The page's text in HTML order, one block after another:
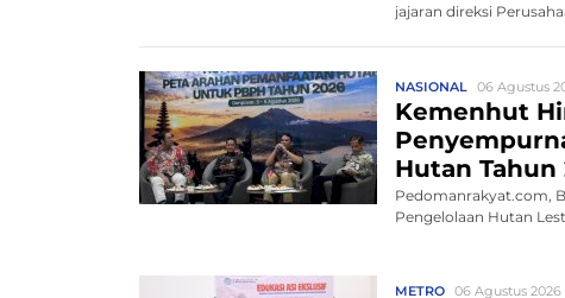
jajaran direksi
NASIONAL 06 Agustus
Kemenhut
Hutan Tahun
Pedomanrakyat.com,
Pengelolaan Hutan
METRO 06 Agustus 2026